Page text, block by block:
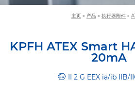
主页 » 产品 » 执行器附件 »
KPFH ATEX Smart
20mA
II 2 G EEX ia/ib IIB/